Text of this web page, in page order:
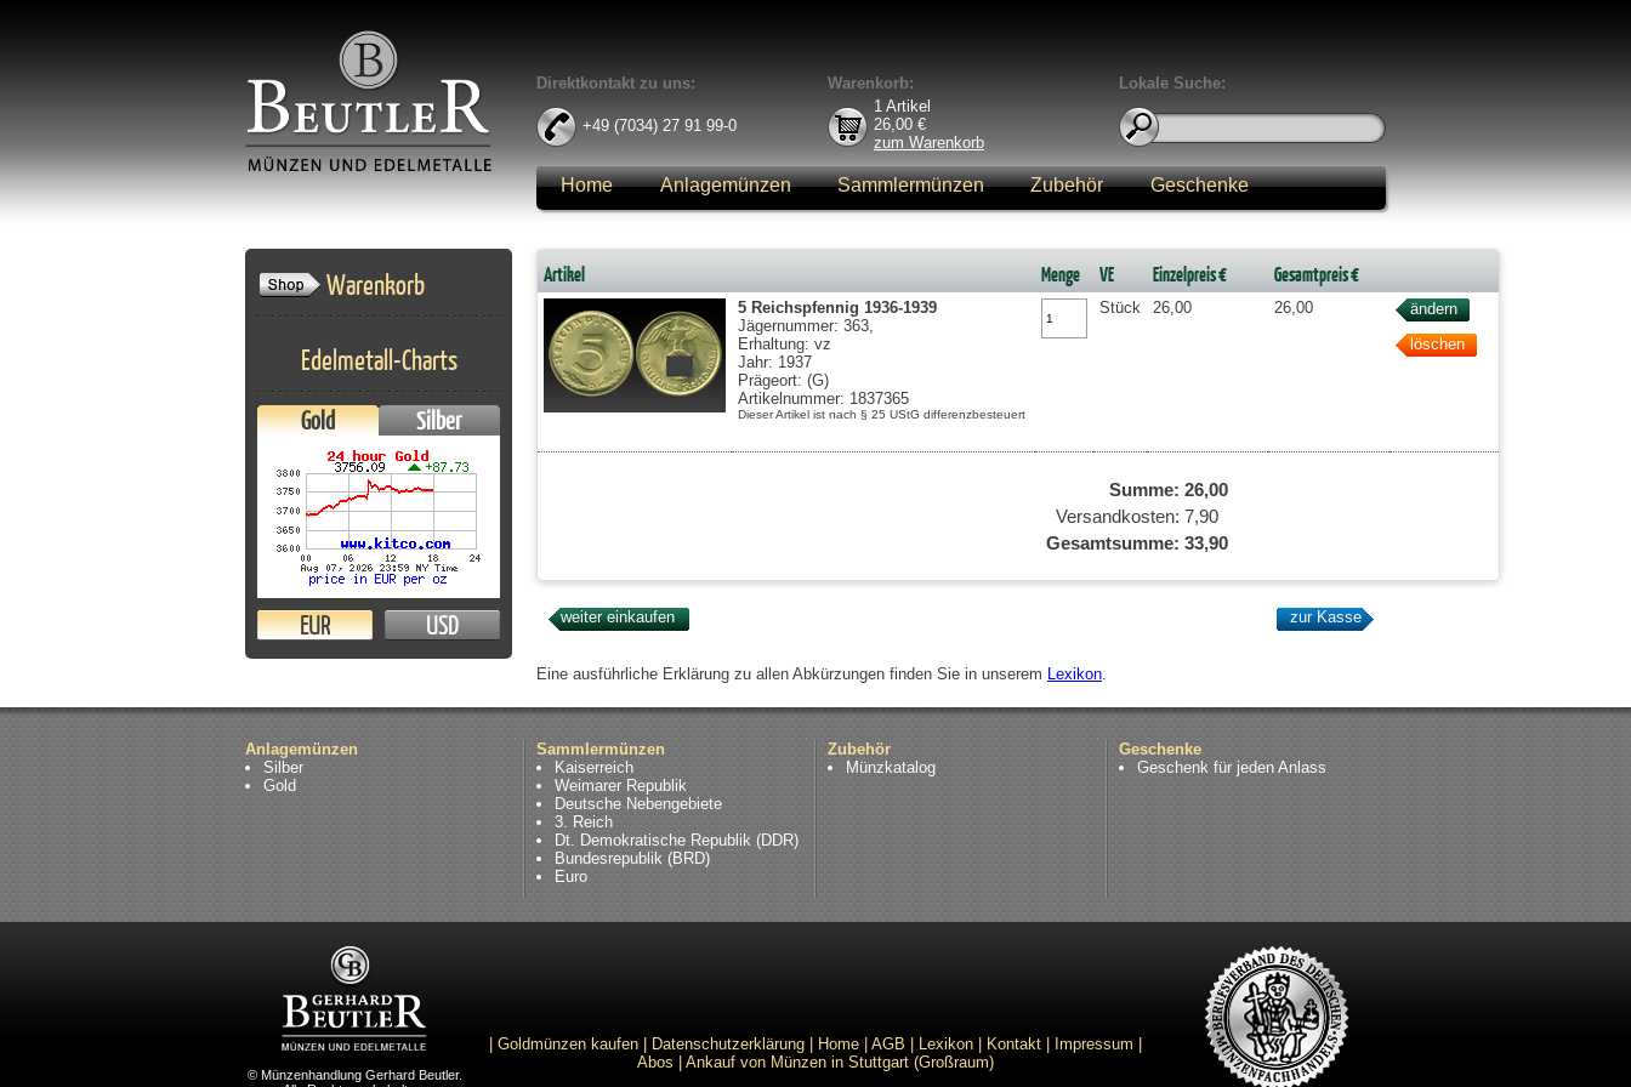
Direktkontakt zu uns:
+49 (7034) 27 91 99-0
Warenkorb:
1 Artikel
26,00 €
zum Warenkorb
Lokale Suche:
Home Anlagemünzen Sammlermünzen Zubehör Geschenke
Warenkorb
Edelmetall-Charts
Gold Silber
EUR USD
Artikel Menge VE Einzelpreis € Gesamtpreis €
5 Reichspfennig 1936-1939
Jägernummer: 363,
Erhaltung: vz
Jahr: 1937
Prägeort: (G)
Artikelnummer: 1837365
Dieser Artikel ist nach § 25 UStG differenzbesteuert
Stück 26,00 26,00
Summe: 26,00
Versandkosten: 7,90
Gesamtsumme: 33,90
Eine ausführliche Erklärung zu allen Abkürzungen finden Sie in unserem Lexikon
Anlagemünzen
Silber
Gold
Sammlermünzen
Kaiserreich
Weimarer Republik
Deutsche Nebengebiete
3. Reich
Dt. Demokratische Republik (DDR)
Bundesrepublik (BRD)
Euro
Zubehör
Münzkatalog
Geschenke
Geschenk für jeden Anlass
© Münzenhandlung Gerhard Beutler.
Goldmünzen kaufen Datenschutzerklärung Home AGB Lexikon Kontakt Impressum
Abos
Ankauf von Münzen in Stuttgart (Großraum)